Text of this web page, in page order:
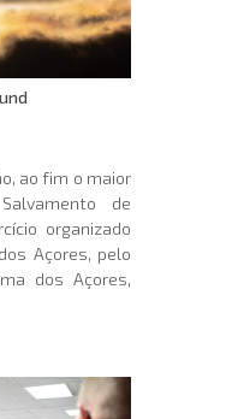
ao fim o maior
de
organizado
Açores, pelo
dos Açores,